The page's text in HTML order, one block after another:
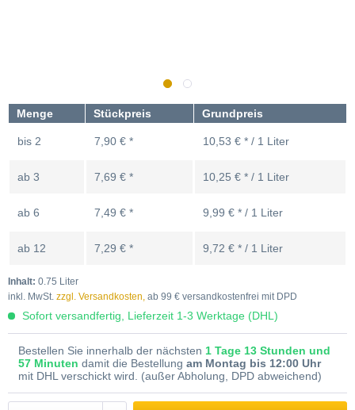
Menge Stückpreis Grundpreis
bis 2 7,90 € * 10,53 € * / 1 Liter
ab 3 7,69 € * 10,25 € * / 1 Liter
ab 6 7,49 € * 9,99 € * / 1 Liter
ab 12 7,29 € * 9,72 € * / 1 Liter
Inhalt: 0.75 Liter
inkl. MwSt. zzgl. Versandkosten, ab 99 € versandkostenfrei mit DPD
Sofort versandfertig, Lieferzeit 1-3 Werktage (DHL)
Bestellen Sie innerhalb der nächsten 1 Tage 13 Stunden und
57 Minuten damit die Bestellung am Montag bis 12:00 Uhr
mit DHL verschickt wird. (außer Abholung, DPD abweichend)